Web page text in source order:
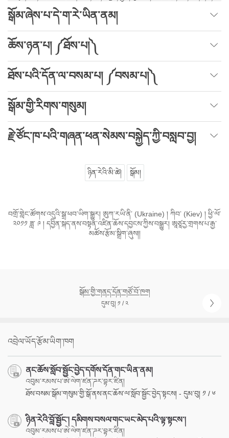
སྒོམ་ཞེས་པ་དེ་ག་རེ་ཡིན་ནམ།
ཆོས་ཉན་པ། ༼ཐོས་པ།༽
ཐོས་པའི་དོན་ལ་བསམ་པ། ༼བསམ་པ།༽
སྒོམ་གྱི་རིགས་གསུམ།
རྗེ་ཙོང་ཁ་པའི་གཞན་ཕན་སེམས་བསྐྱེད་ཀྱི་བསླབ་བྱ།
ཉིན་རེའི་མི་ཚེ། སྒོམ།
བགྲོ་གླེང་ཚོགས་འདུའི་སྒྲ་ཕབ་ཡིག་སྒྱུར། ཨུཀ་རཡི་ནི་ (Ukraine) ། ཀིབ་ (Kiev) ། ཕྱི་ལོ་
༢༠༡༡ ཟླ་ ༩ ། དབྱིན་སྐད་ནས་བསྟན་འཛིན་ཆོས་དབྱངས་ཀྱིས་བསྒྱུར། ཨཱཙཱརྱ་གྲགས་པ་རྒྱ་
མཚོས་རྩོམ་སྒྲིག་ཞུས།།
སྒོམ་གྱི་གནད་དོན་གཙོ་བོ་ཁག
དུམ་བུ། ༡ / ༢
འབྲེལ་ཡོད་རྩོམ་ཡིག་ཁག
ནང་ཆོས་སློབ་སྦྱོང་བྱེད་དགོས་དོན་གང་ཡིན་ནམ།
འབུམ་རམས་པ་ཨེ་ལེག་ཛན་ཌར་བྷར་ཛིན།
ཐོས་བསམ་སྒོམ་གསུམ་གྱི་སྒོ་ནས་ནང་ཆོས་ལ་སློབ་སྦྱོང་བྱེད་སྟངས། - དུམ་བུ། ༡ / ༦
ཉིན་རེའི་བློ་སྦྱོང་། དམིགས་བསལ་གང་ཡང་མེད་པའི་ལྟ་སྟངས་།
འབུམ་རམས་པ་ཨེ་ལེག་ཛན་ཌར་བྷར་ཛིན།